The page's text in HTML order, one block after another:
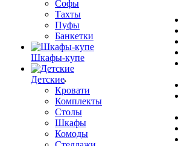
Софы
Тахты
Пуфы
Банкетки
Шкафы-купе
Детские
Кровати
Комплекты
Столы
Шкафы
Комоды